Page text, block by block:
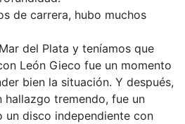
de carrera, hubo muchos
del Plata y teníamos que
León Gieco fue un momento
bien la situación. Y después,
hallazgo tremendo, fue un
un disco independiente con